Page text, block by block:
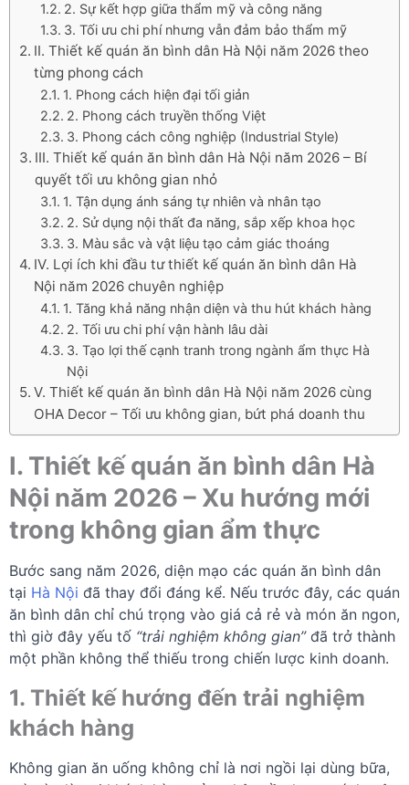
2. Sự kết hợp giữa thẩm mỹ và công năng
3. Tối ưu chi phí nhưng vẫn đảm bảo thẩm mỹ
II. Thiết kế quán ăn bình dân Hà Nội năm 2026 theo
từng phong cách
1. Phong cách hiện đại tối giản
2. Phong cách truyền thống Việt
3. Phong cách công nghiệp (Industrial Style)
III. Thiết kế quán ăn bình dân Hà Nội năm 2026 – Bí
quyết tối ưu không gian nhỏ
1. Tận dụng ánh sáng tự nhiên và nhân tạo
2. Sử dụng nội thất đa năng, sắp xếp khoa học
3. Màu sắc và vật liệu tạo cảm giác thoáng
IV. Lợi ích khi đầu tư thiết kế quán ăn bình dân Hà
Nội năm 2026 chuyên nghiệp
1. Tăng khả năng nhận diện và thu hút khách hàng
2. Tối ưu chi phí vận hành lâu dài
3. Tạo lợi thế cạnh tranh trong ngành ẩm thực Hà
Nội
V. Thiết kế quán ăn bình dân Hà Nội năm 2026 cùng
OHA Decor – Tối ưu không gian, bứt phá doanh thu
I. Thiết kế quán ăn bình dân Hà
Nội năm 2026 – Xu hướng mới
trong không gian ẩm thực
Bước sang năm 2026, diện mạo các quán ăn bình dân
tại Hà Nội đã thay đổi đáng kể. Nếu trước đây, các quán
ăn bình dân chỉ chú trọng vào giá cả rẻ và món ăn ngon,
thì giờ đây yếu tố “trải nghiệm không gian”đã trở thành
một phần không thể thiếu trong chiến lược kinh doanh.
1. Thiết kế hướng đến trải nghiệm
khách hàng
Không gian ăn uống không chỉ là nơi ngồi lại dùng bữa,